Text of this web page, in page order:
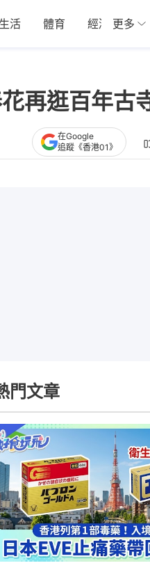
生活 體育 經濟 01
更多
再逛百年古
在Google
追蹤《香港01》
門文章